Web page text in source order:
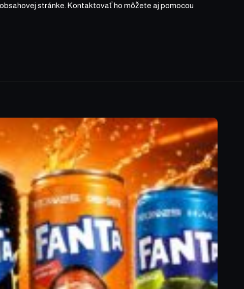
stránke. Kontaktovať ho môžete aj pomocou